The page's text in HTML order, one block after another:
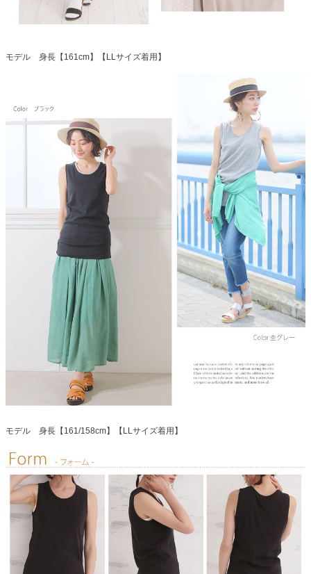
モデル 身長【161cm】【LLサイズ着用】
モデル 身長【161/158cm】【LLサイズ着用】